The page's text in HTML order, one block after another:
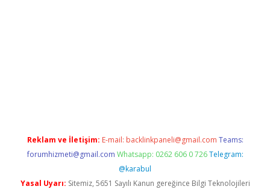
Reklam ve İletişim: E-mail: backlinkpaneli@gmail.com Teams:
forumhizmeti@gmail.com Whatsapp: 0262 606 0 726 Telegram:
@karabul
Yasal Uyarı: Sitemiz, 5651 Sayılı Kanun gereğince Bilgi Teknolojileri